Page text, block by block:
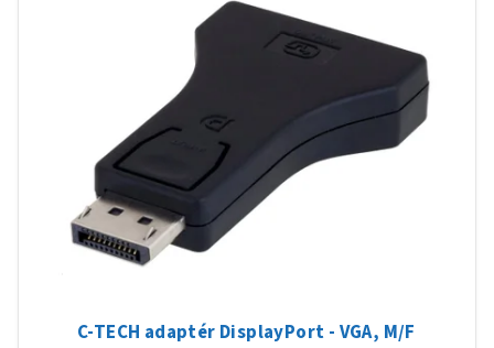
C-TECH adaptér DisplayPort - VGA, M/F